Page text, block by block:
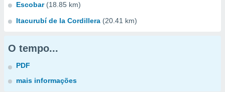
Escobar (18.85 km)
Itacurubí de la Cordillera (20.41 km)
O tempo...
PDF
mais informações